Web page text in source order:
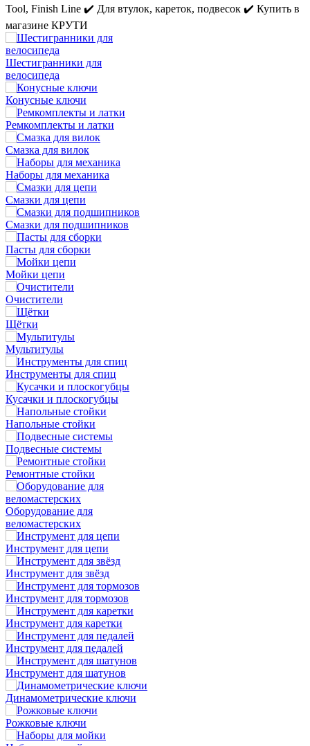
Tool, Finish Line ✔️ Для втулок, кареток, подвесок ✔️ Купить в
магазине КРУТИ
Шестигранники для
велосипеда
Конусные ключи
Ремкомплекты и латки
Смазка для вилок
Наборы для механика
Смазки для цепи
Смазки для подшипников
Пасты для сборки
Мойки цепи
Очистители
Щётки
Мультитулы
Инструменты для спиц
Кусачки и плоскогубцы
Напольные стойки
Подвесные системы
Ремонтные стойки
Оборудование для
веломастерских
Инструмент для цепи
Инструмент для звёзд
Инструмент для тормозов
Инструмент для каретки
Инструмент для педалей
Инструмент для шатунов
Динамометрические ключи
Рожковые ключи